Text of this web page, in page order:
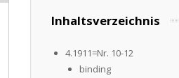
Inhaltsverzeichnis
4.1911=Nr. 10-12
binding